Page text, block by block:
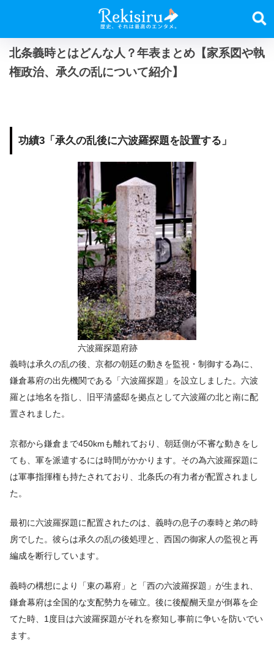
北条義時とはどんな人？年表まとめ【家系図や執
権政治、承久の乱について紹介】
功績3「承久の乱後に六波羅探題を設置する」
六波羅探題府跡
義時は承久の乱の後、京都の朝廷の動きを監視・制御する為に、
鎌倉幕府の出先機関である「六波羅探題」を設立しました。六波
羅とは地名を指し、旧平清盛邸を拠点として六波羅の北と南に配
置されました。
京都から鎌倉まで450kmも離れており、朝廷側が不審な動きをし
ても、軍を派遣するには時間がかかります。その為六波羅探題に
は軍事指揮権も持たされており、北条氏の有力者が配置されまし
た。
最初に六波羅探題に配置されたのは、義時の息子の泰時と弟の時
房でした。彼らは承久の乱の後処理と、西国の御家人の監視と再
編成を断行しています。
義時の構想により「東の幕府」と「西の六波羅探題」が生まれ、
鎌倉幕府は全国的な支配勢力を確立。後に後醍醐天皇が倒幕を企
てた時、1度目は六波羅探題がそれを察知し事前に争いを防いでい
ます。